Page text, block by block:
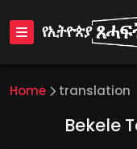
Home translation
Bekele